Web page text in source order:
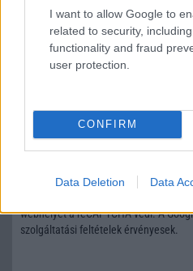
I want to allow Google to
related to security,
functionality and fraud
user protection.
CONFIRM
Data Deletion Data
Feliratkozás a
webhelyet a reCAPTCHA védi. A
szolgáltatási feltételek érvényesek.